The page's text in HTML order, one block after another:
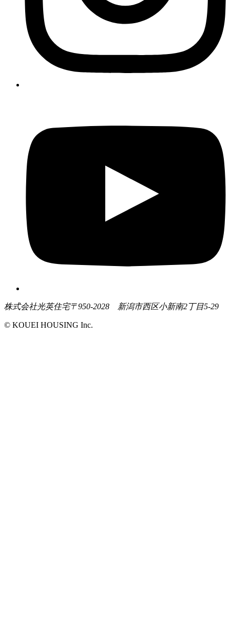
株式会社光英住宅〒950-2028 新潟市西区小新南2丁目5-29
© KOUEI HOUSING Inc.